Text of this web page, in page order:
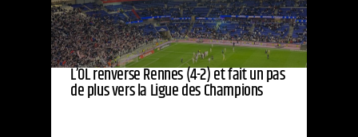
L’OL renverse Rennes (4-2) et fait un pas
de plus vers la Ligue des Champions